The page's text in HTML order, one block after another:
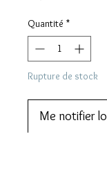
Quantité *
Rupture de stock
Me notifier